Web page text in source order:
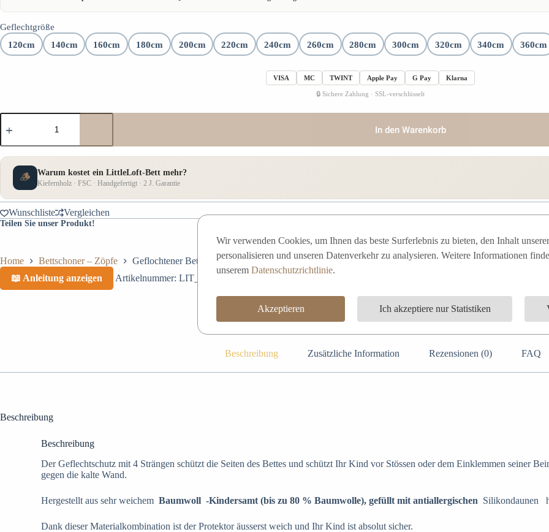
🇨🇭 Schweizer Qualität – lokale Lieferung
↩️ 30 TAGE Rückgaberecht
📦 Zuverlässige Lieferung
Geflechtgröße
120cm 140cm 160cm 180cm 200cm 220cm 240cm 260cm 280cm 300cm 320cm 340cm 360cm
VISA MC TWINT Apple Pay G Pay Klarna
🔒 Sichere Zahlung · SSL-verschlüsselt
In den Warenkorb
🪵 Warum kostet ein LittleLoft-Bett mehr?
Kiefernholz · FSC · Handgefertigt · 2 J. Garantie
Wunschliste Vergleichen
Teilen Sie unser Produkt!
Home Bettschoner – Zöpfe
Geflochtener Bettschutz, 4 Stränge, Samt/Puderrosa
📖 Anleitung anzeigen
Artikelnummer: LIT_77796
Beschreibung Zusätzliche Information Rezensionen (0) FAQ
Beschreibung
Beschreibung
Der Geflechtschutz mit 4 Strängen schützt die Seiten des Bettes und schützt Ihr Kind vor Stössen oder dem Einklemmen seiner
gegen die kalte Wand.
Hergestellt aus sehr weichemBaumwoll -Kindersamt (bis zu 80 % Baumwolle), gefüllt mitantiallergischen Silikondaunen
Dank dieser Materialkombination ist der Protektor äusserst weich und Ihr Kind ist absolut sicher.
Wir verwenden Cookies, um Ihnen das beste Surferlebnis zu bieten, den Inhalt
personalisieren und unseren Datenverkehr zu analysieren. Weitere Informationen
unserem Datenschutzrichtlinie.
Akzeptieren Ich akzeptiere nur Statistiken